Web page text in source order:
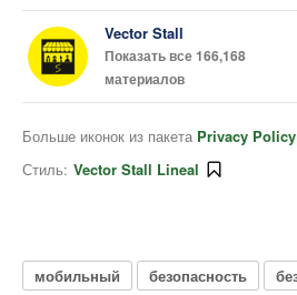
Vector Stall
Показать все 166,168
материалов
Больше иконок из пакета Privacy Policy
Стиль: Vector Stall Lineal
мобильный безопасность